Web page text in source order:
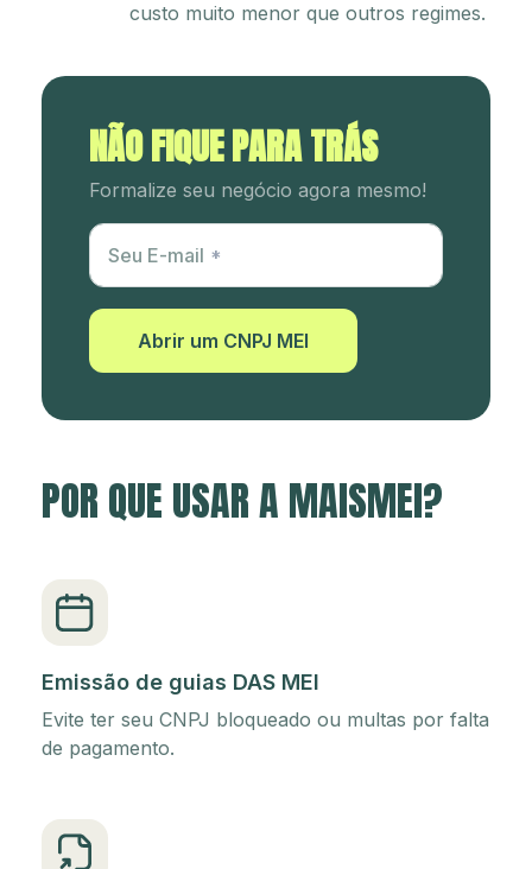
custo muito menor que outros regimes.
NÃO FIQUE PARA TRÁS
Formalize seu negócio agora mesmo!
Utm Content
Seu E-mail
Abrir um CNPJ MEI
POR QUE USAR A MAISMEI?
Emissão de guias DAS MEI
Evite ter seu CNPJ bloqueado ou multas por falta
de pagamento.